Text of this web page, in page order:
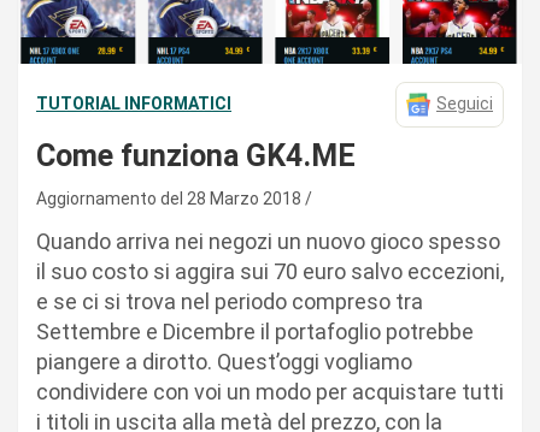
TUTORIAL INFORMATICI Seguici
Come funziona GK4.ME
Aggiornamento del 28 Marzo 2018
Quando arriva nei negozi un nuovo gioco spesso
il suo costo si aggira sui 70 euro salvo eccezioni,
e se ci si trova nel periodo compreso tra
Settembre e Dicembre il portafoglio potrebbe
piangere a dirotto. Quest’oggi vogliamo
condividere con voi un modo per acquistare tutti
i titoli in uscita alla metà del prezzo, con la